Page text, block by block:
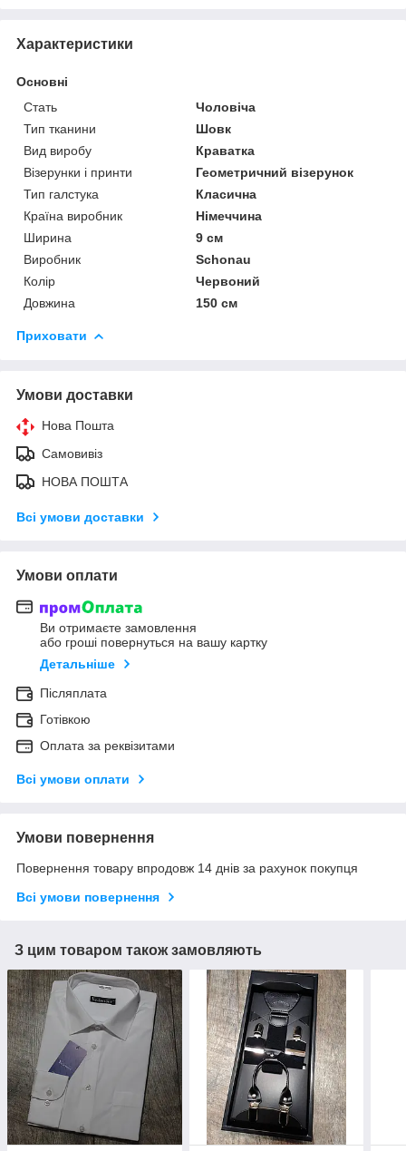
Характеристики
Основні
Стать
Чоловіча
Тип тканини
Шовк
Вид виробу
Краватка
Візерунки і принти
Геометричний візерунок
Тип галстука
Класична
Країна виробник
Німеччина
Ширина
9 см
Виробник
Schonau
Колір
Червоний
Довжина
150 см
Приховати
Умови доставки
Нова Пошта
Самовивіз
НОВА ПОШТА
Всі умови доставки
Умови оплати
Ви отримаєте замовлення
або гроші повернуться на вашу картку
Детальніше
Післяплата
Готівкою
Оплата за реквізитами
Всі умови оплати
Умови повернення
Повернення товару впродовж 14 днів за рахунок покупця
Всі умови повернення
З цим товаром також замовляють